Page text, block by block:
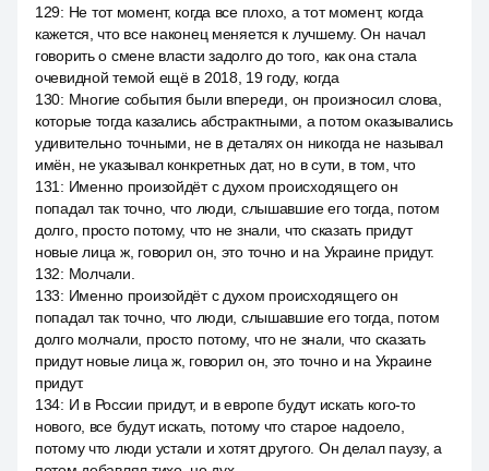
129: Не тот момент, когда все плохо, а тот момент, когда
кажется, что все наконец меняется к лучшему. Он начал
говорить о смене власти задолго до того, как она стала
очевидной темой ещё в 2018, 19 году, когда
130: Многие события были впереди, он произносил слова,
которые тогда казались абстрактными, а потом оказывались
удивительно точными, не в деталях он никогда не называл
имён, не указывал конкретных дат, но в сути, в том, что
131 : Именно произойдёт с духом происходящего он
попадал так точно, что люди, слышавшие его тогда, потом
долго, просто потому, что не знали, что сказать придут
новые лица ж, говорил он, это точно и на Украине придут.
132: Молчали.
133: Именно произойдёт с духом происходящего он
попадал так точно, что люди, слышавшие его тогда, потом
долго молчали, просто потому, что не знали, что сказать
придут новые лица ж, говорил он, это точно и на Украине
придут.
134: И в России придут, и в европе будут искать кого-то
нового, все будут искать, потому что старое надоело,
потому что люди устали и хотят другого. Он делал паузу, а